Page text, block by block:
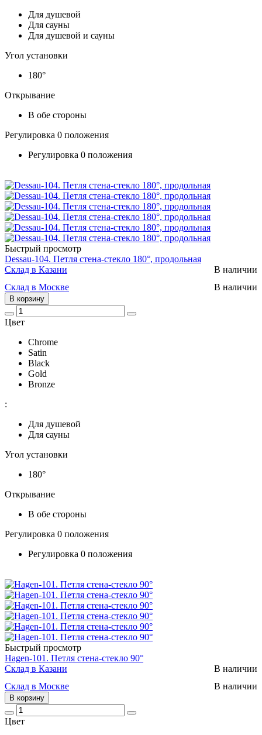
Для душевой
Для сауны
Для душевой и сауны
Угол установки
180°
Открывание
В обе стороны
Регулировка 0 положения
Регулировка 0 положения
Быстрый просмотр
Dessau-104. Петля стена-стекло 180°, продольная
Склад в Казани
В наличии
Склад в Москве
В наличии
В корзину
Цвет
Chrome
Satin
Black
Gold
Bronze
:
Для душевой
Для сауны
Угол установки
180°
Открывание
В обе стороны
Регулировка 0 положения
Регулировка 0 положения
Быстрый просмотр
Hagen-101. Петля стена-стекло 90°
Склад в Казани
В наличии
Склад в Москве
В наличии
В корзину
Цвет